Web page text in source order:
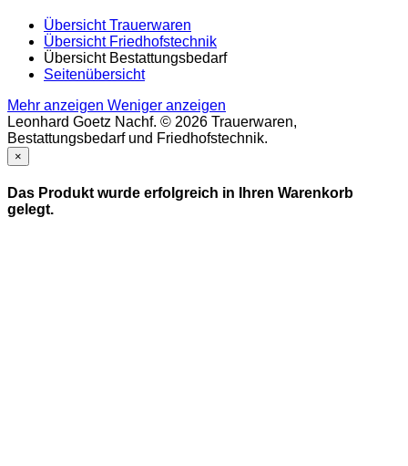
Übersicht Trauerwaren
Übersicht Friedhofstechnik
Übersicht Bestattungsbedarf
Seitenübersicht
Mehr anzeigen Weniger anzeigen
Leonhard Goetz Nachf. © 2026 Trauerwaren,
Bestattungsbedarf und Friedhofstechnik.
×
Das Produkt wurde erfolgreich in Ihren Warenkorb
gelegt.